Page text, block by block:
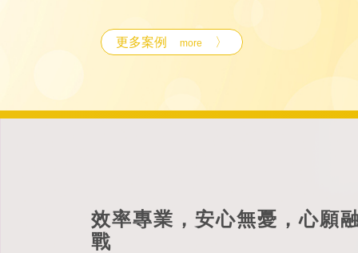
更多案例 more 〉
效率專業，安心無憂，心願
戰